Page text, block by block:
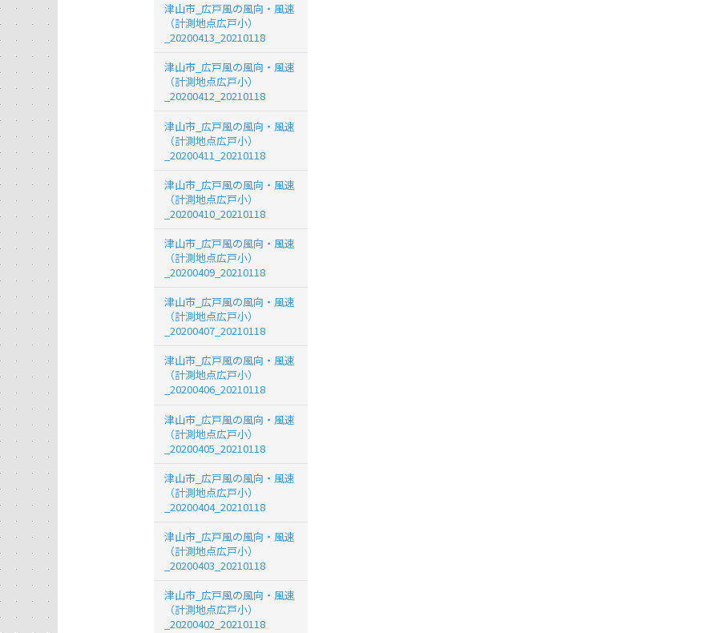
津山市_広戸風の風向・風速
（計測地点広戸小）
_20200413_20210118
津山市_広戸風の風向・風速
（計測地点広戸小）
_20200412_20210118
津山市_広戸風の風向・風速
（計測地点広戸小）
_20200411_20210118
津山市_広戸風の風向・風速
（計測地点広戸小）
_20200410_20210118
津山市_広戸風の風向・風速
（計測地点広戸小）
_20200409_20210118
津山市_広戸風の風向・風速
（計測地点広戸小）
_20200407_20210118
津山市_広戸風の風向・風速
（計測地点広戸小）
_20200406_20210118
津山市_広戸風の風向・風速
（計測地点広戸小）
_20200405_20210118
津山市_広戸風の風向・風速
（計測地点広戸小）
_20200404_20210118
津山市_広戸風の風向・風速
（計測地点広戸小）
_20200403_20210118
津山市_広戸風の風向・風速
（計測地点広戸小）
_20200402_20210118